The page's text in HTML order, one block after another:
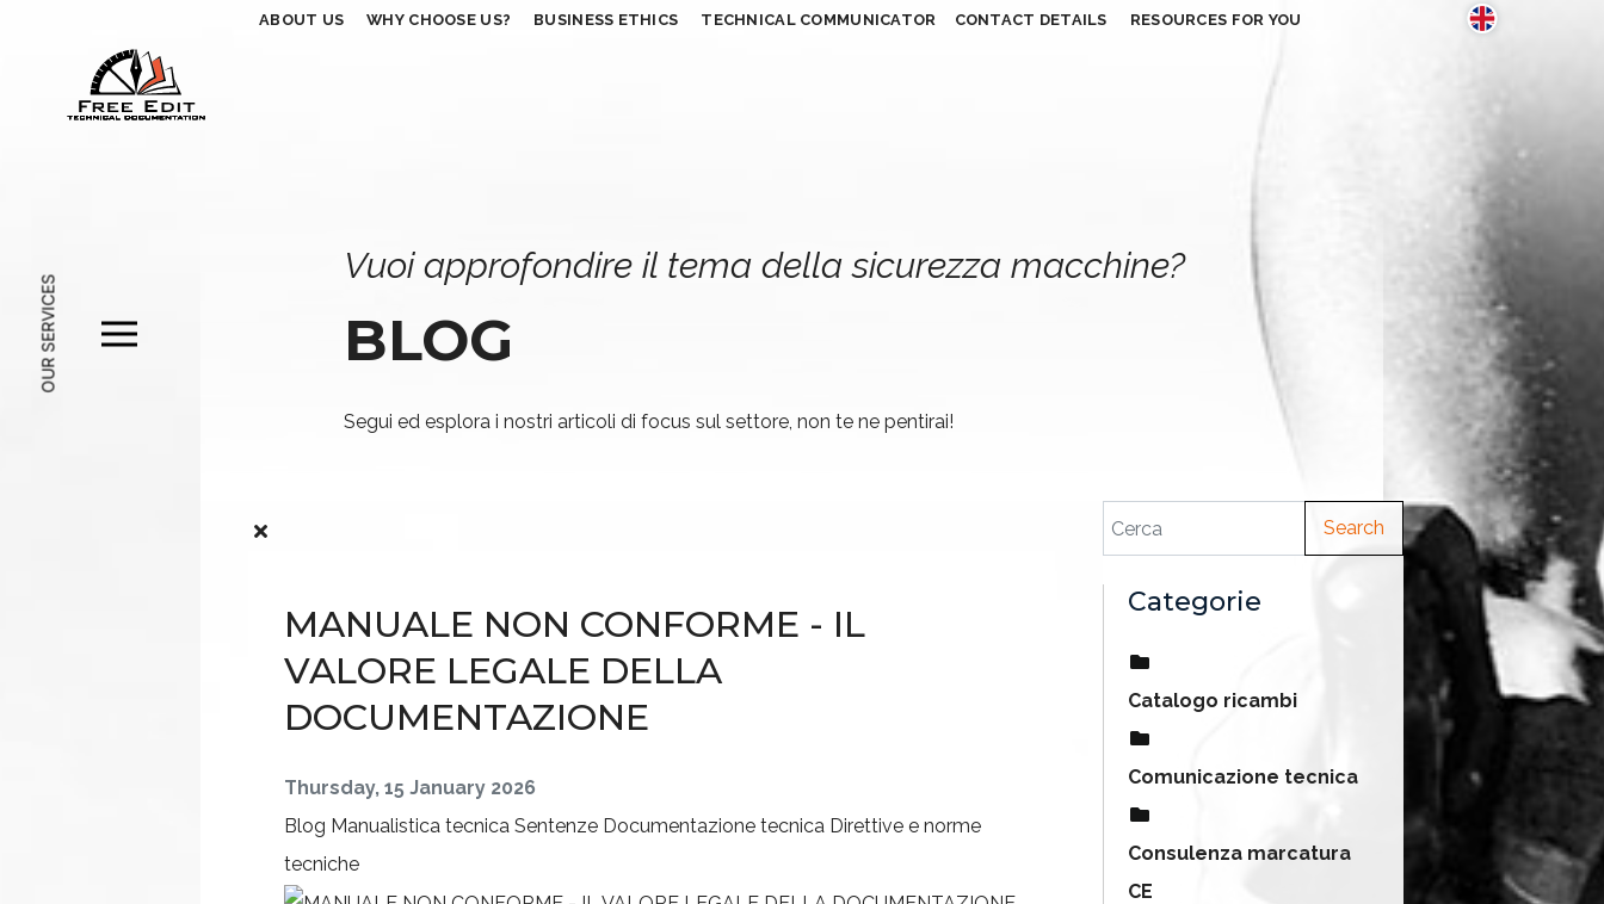
ABOUT US WHY CHOOSE US? BUSINESS ETHICS TECHNICAL COMMUNICATOR CONTACT DETAILS RESOURCES FOR YOU
OUR SERVICES
Vuoi approfondire il tema della sicurezza macchine?
BLOG
Segui ed esplora i nostri articoli di focus sul settore, non te ne pentirai!
MANUALE NON CONFORME - IL
VALORE LEGALE DELLA
DOCUMENTAZIONE
Thursday, 15 January 2026
Blog Manualistica tecnica Sentenze Documentazione tecnica Direttive e norme
tecniche
Search
Categorie
Catalogo ricambi
Comunicazione tecnica
Consulenza marcatura
CE